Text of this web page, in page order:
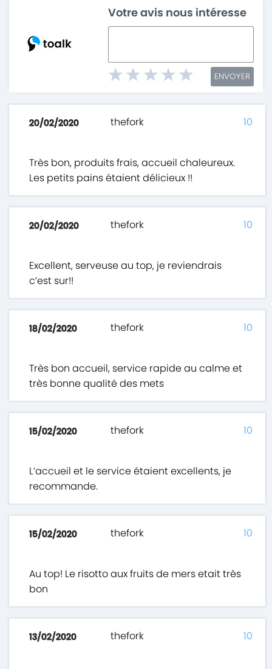
Votre avis nous intéresse
ENVOYER
20/02/2020 thefork
Très bon, produits frais, accueil chaleureux.
Les petits pains étaient délicieux !!
10
20/02/2020 thefork
Excellent, serveuse au top, je reviendrais
c’est sur!!
10
18/02/2020 thefork
Très bon accueil, service rapide au calme et
très bonne qualité des mets
10
15/02/2020 thefork
L’accueil et le service étaient excellents, je
recommande.
10
15/02/2020 thefork
Au top! Le risotto aux fruits de mers etait très
bon
10
13/02/2020 thefork 10